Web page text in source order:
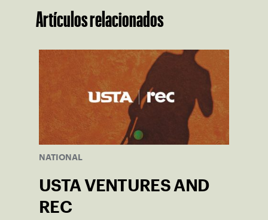
Artículos relacionados
NATIONAL
USTA VENTURES AND
REC